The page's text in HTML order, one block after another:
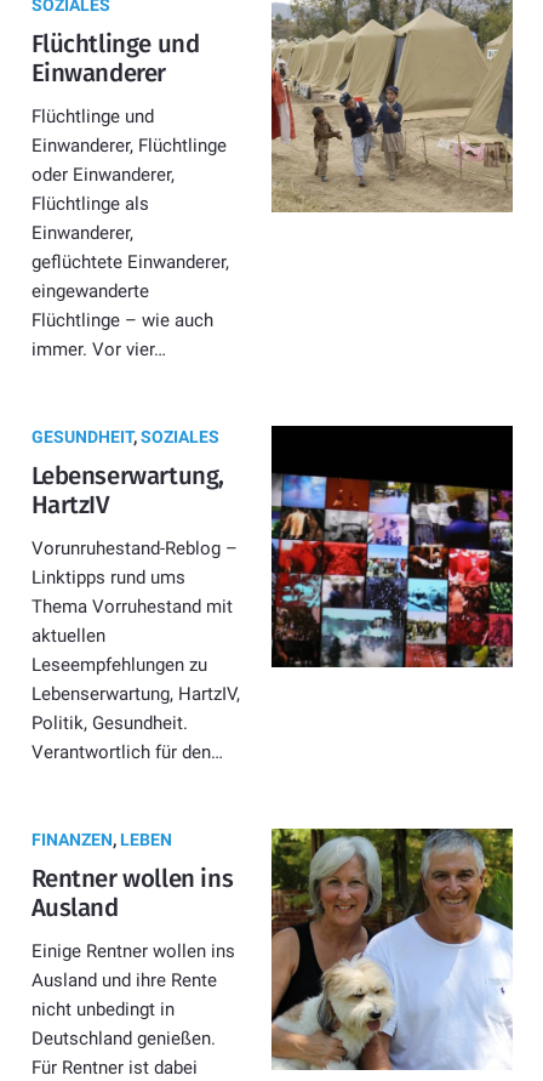
SOZIALES
Flüchtlinge und
Einwanderer
Flüchtlinge und
Einwanderer, Flüchtlinge
oder Einwanderer,
Flüchtlinge als
Einwanderer,
geflüchtete Einwanderer,
eingewanderte
Flüchtlinge – wie auch
immer. Vor vier…
GESUNDHEIT,SOZIALES
Lebenserwartung,
HartzIV
Vorunruhestand-Reblog –
Linktipps rund ums
Thema Vorruhestand mit
aktuellen
Leseempfehlungen zu
Lebenserwartung, HartzIV,
Politik, Gesundheit.
Verantwortlich für den…
FINANZEN,LEBEN
Rentner wollen ins
Ausland
Einige Rentner wollen ins
Ausland und ihre Rente
nicht unbedingt in
Deutschland genießen.
Für Rentner ist dabei